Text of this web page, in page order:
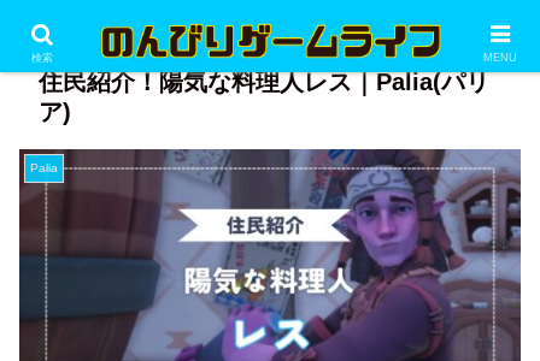
PR
住民紹介！陽気な料理人レス｜Palia(パリ
ア)
Palia
検索 MENU